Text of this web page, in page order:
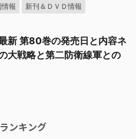
情報
新刊＆ＤＶＤ情報
新 第80巻の発売日と内容ネ
大戦略と第二防衛線軍との
ンキング